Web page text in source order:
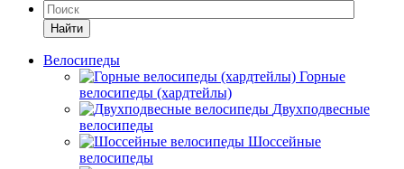
Найти
Велосипеды
Горные
велосипеды (хардтейлы)
Двухподвесные
велосипеды
Шоссейные
велосипеды